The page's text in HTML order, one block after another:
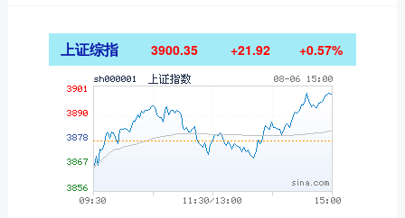
上证综指 3900.35 +21.92 +0.57%